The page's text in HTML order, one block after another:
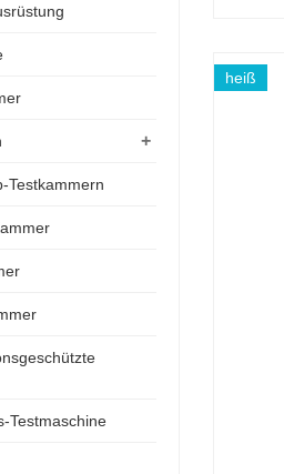
heiß
+
Testkammern
Testmaschine